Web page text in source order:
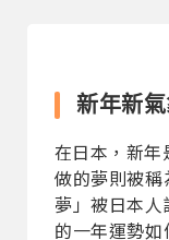
新年新氣
在日本，新年
做的夢則被
夢」被日本
的一年運勢如